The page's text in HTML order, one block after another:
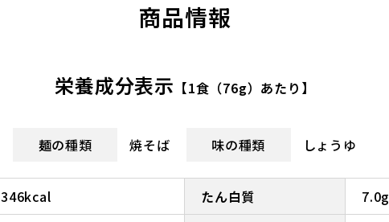
商品情報
栄養成分表示 【1食（76g）あたり】
麺の種類 焼そば 味の種類 しょうゆ
346kcal たん白質
7.0g